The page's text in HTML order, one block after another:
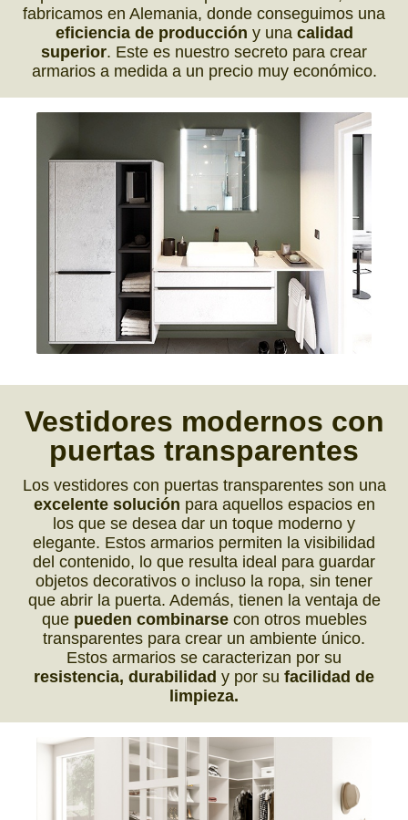
fabricamos en Alemania, donde conseguimos una
eficiencia de producción y una calidad
superior. Este es nuestro secreto para crear
armarios a medida a un precio muy económico.
Vestidores modernos con
puertas transparentes
Los vestidores con puertas transparentes son una
excelente solución para aquellos espacios en
los que se desea dar un toque moderno y
elegante. Estos armarios permiten la visibilidad
del contenido, lo que resulta ideal para guardar
objetos decorativos o incluso la ropa, sin tener
que abrir la puerta. Además, tienen la ventaja de
que pueden combinarsecon otros muebles
transparentes para crear un ambiente único.
Estos armarios se caracterizan por su
resistencia, durabilidad y por su facilidad de
limpieza.